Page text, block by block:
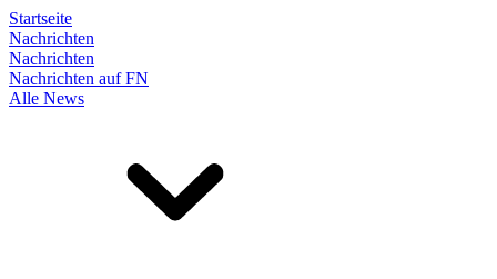
Startseite
Nachrichten
Nachrichten
Nachrichten auf FN
Alle News